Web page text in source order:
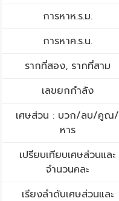
การหาห.ร.ม.
การหาค.ร.น.
รากที่สอง, รากที่สาม
เลขยกกำลัง
เศษส่วน : บวก/ลบ/คูณ/
หาร
เปรียบเทียบเศษส่วนและ
จำนวนคละ
เรียงลำดับเศษส่วนและ